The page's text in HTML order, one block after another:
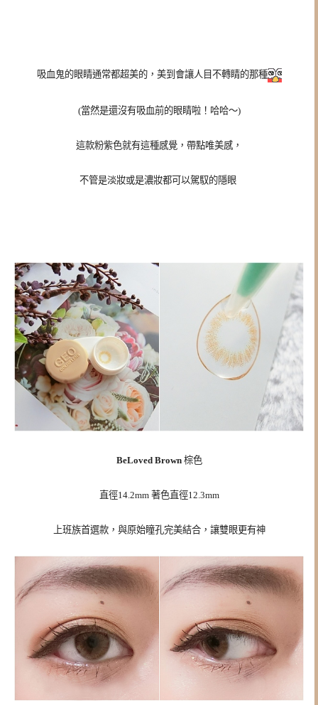
吸血鬼的眼睛通常都超美的，美到會讓人目不轉睛的那種
(當然是還沒有吸血前的眼睛啦！哈哈～)
這款粉紫色就有這種感覺，帶點唯美感，
不管是淡妝或是濃妝都可以駕馭的隱眼
BeLoved Brown 棕色
直徑14.2mm 著色直徑12.3mm
上班族首選款，與原始瞳孔完美結合，讓雙眼更有神